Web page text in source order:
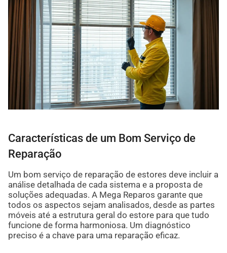
Características de um Bom Serviço de
Reparação
Um bom serviço de reparação de estores deve incluir a
análise detalhada de cada sistema e a proposta de
soluções adequadas. A Mega Reparos garante que
todos os aspectos sejam analisados, desde as partes
móveis até a estrutura geral do estore para que tudo
funcione de forma harmoniosa. Um diagnóstico
preciso é a chave para uma reparação eficaz.